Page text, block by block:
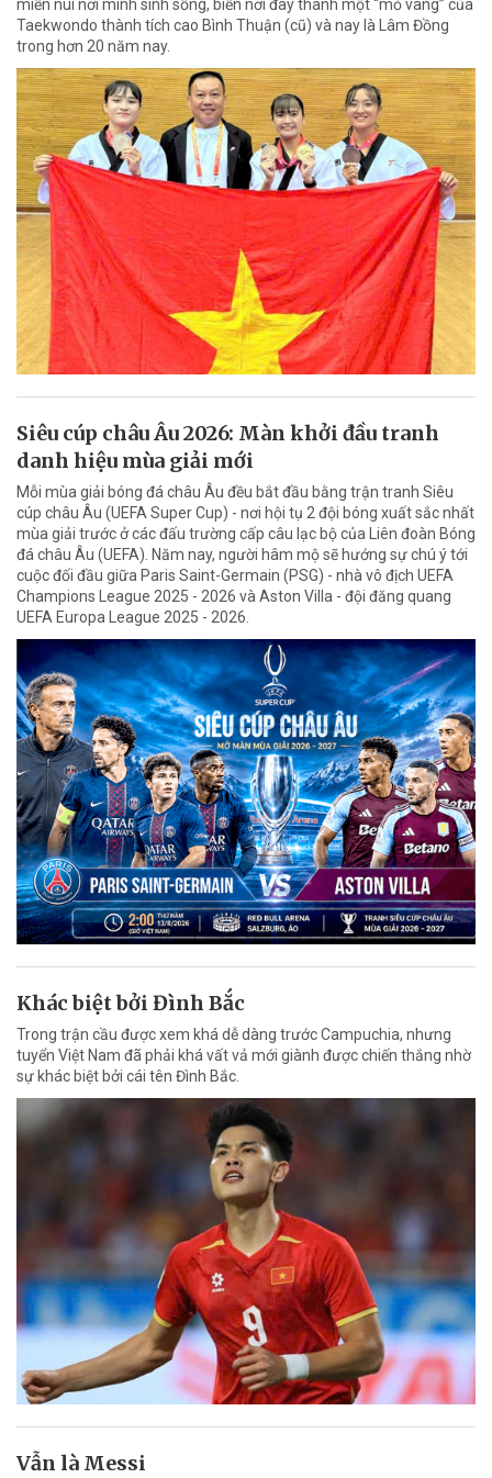
miền núi nơi mình sinh sống, biến nơi đây thành một “mỏ vàng” của
Taekwondo thành tích cao Bình Thuận (cũ) và nay là Lâm Đồng
trong hơn 20 năm nay.
Siêu cúp châu Âu 2026: Màn khởi đầu tranh
danh hiệu mùa giải mới
Mỗi mùa giải bóng đá châu Âu đều bắt đầu bằng trận tranh Siêu
cúp châu Âu (UEFA Super Cup) - nơi hội tụ 2 đội bóng xuất sắc nhất
mùa giải trước ở các đấu trường cấp câu lạc bộ của Liên đoàn Bóng
đá châu Âu (UEFA). Năm nay, người hâm mộ sẽ hướng sự chú ý tới
cuộc đối đầu giữa Paris Saint-Germain (PSG) - nhà vô địch UEFA
Champions League 2025 - 2026 và Aston Villa - đội đăng quang
UEFA Europa League 2025 - 2026.
Khác biệt bởi Đình Bắc
Trong trận cầu được xem khá dễ dàng trước Campuchia, nhưng
tuyển Việt Nam đã phải khá vất vả mới giành được chiến thắng nhờ
sự khác biệt bởi cái tên Đình Bắc.
Vẫn là Messi